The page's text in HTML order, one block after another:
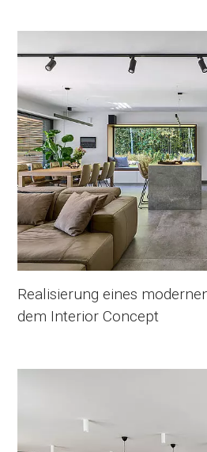
Realisierung eines
dem Interior Concept